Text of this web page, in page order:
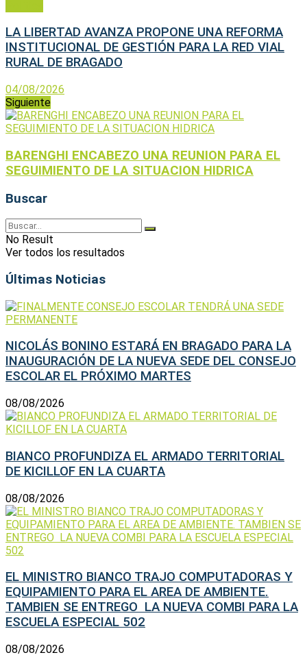
LA LIBERTAD AVANZA PROPONE UNA REFORMA
INSTITUCIONAL DE GESTIÓN PARA LA RED VIAL
RURAL DE BRAGADO
04/08/2026
Siguiente
BARENGHI ENCABEZO UNA REUNION PARA EL
SEGUIMIENTO DE LA SITUACION HIDRICA
Buscar
No Result
Ver todos los resultados
Últimas Noticias
NICOLÁS BONINO ESTARÁ EN BRAGADO PARA LA
INAUGURACIÓN DE LA NUEVA SEDE DEL CONSEJO
ESCOLAR EL PRÓXIMO MARTES
08/08/2026
BIANCO PROFUNDIZA EL ARMADO TERRITORIAL
DE KICILLOF EN LA CUARTA
08/08/2026
EL MINISTRO BIANCO TRAJO COMPUTADORAS Y
EQUIPAMIENTO PARA EL AREA DE AMBIENTE.
TAMBIEN SE ENTREGO LA NUEVA COMBI PARA LA
ESCUELA ESPECIAL 502
08/08/2026